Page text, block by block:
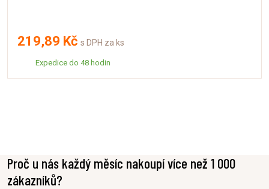
219,89 Kč s DPH za ks
Expedice do 48 hodin
Proč u nás každý měsíc nakoupí více než 1 000
zákazníků?